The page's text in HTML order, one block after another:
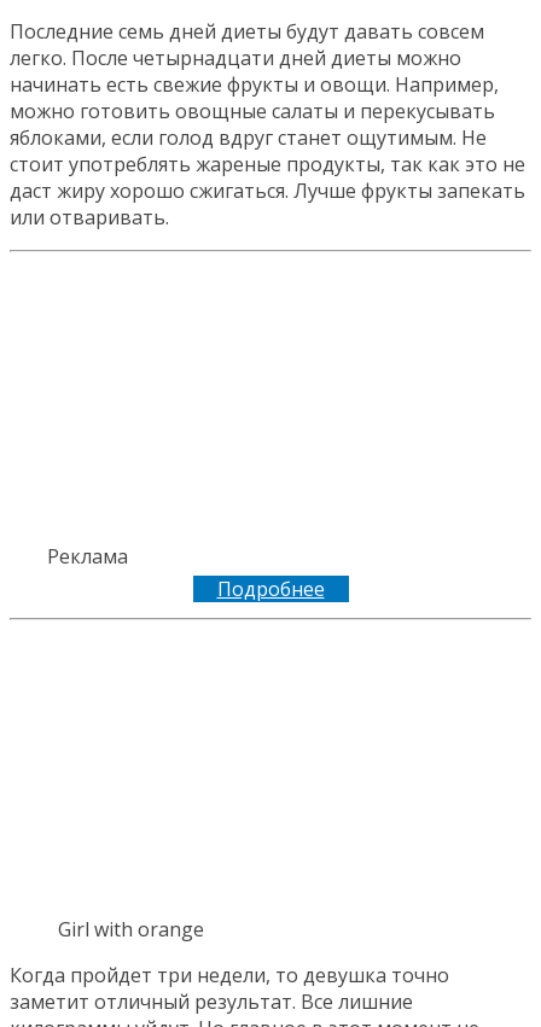
Последние семь дней диеты будут давать совсем
легко. После четырнадцати дней диеты можно
начинать есть свежие фрукты и овощи. Например,
можно готовить овощные салаты и перекусывать
яблоками, если голод вдруг станет ощутимым. Не
стоит употреблять жареные продукты, так как это не
даст жиру хорошо сжигаться. Лучше фрукты запекать
или отваривать.
Реклама
Подробнее
Girl with orange
Когда пройдет три недели, то девушка точно
заметит отличный результат. Все лишние